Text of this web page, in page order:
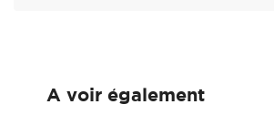
A voir également